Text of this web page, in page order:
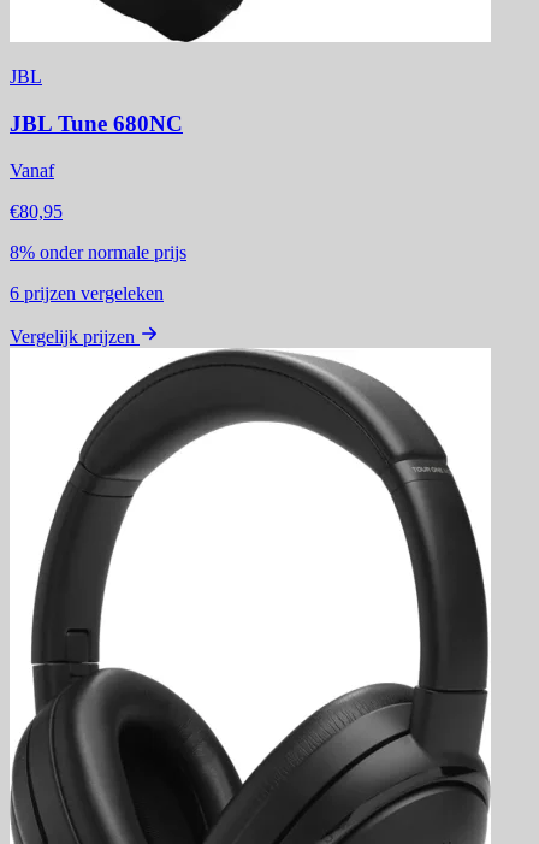
JBL
JBL Tune 680NC
Vanaf
€80,95
8% onder normale prijs
6 prijzen vergeleken
Vergelijk prijzen